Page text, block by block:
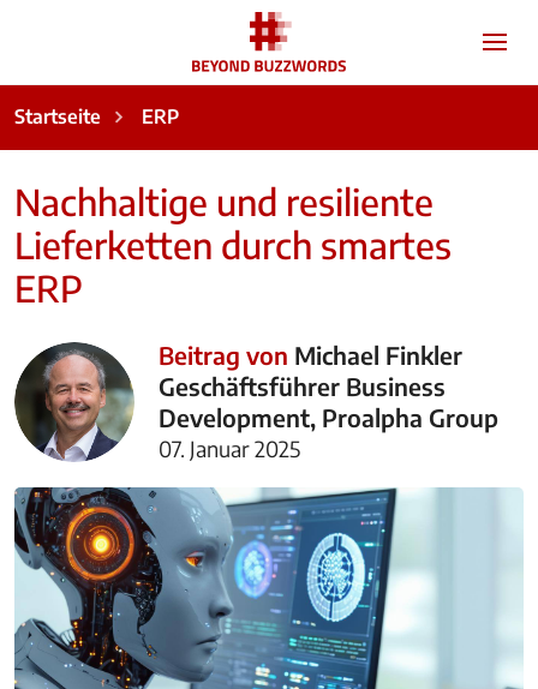
Startseite ERP
Nachhaltige und resiliente
Lieferketten durch smartes
ERP
Beitrag von Michael Finkler
Geschäftsführer Business
Development, Proalpha Group
07. Januar 2025